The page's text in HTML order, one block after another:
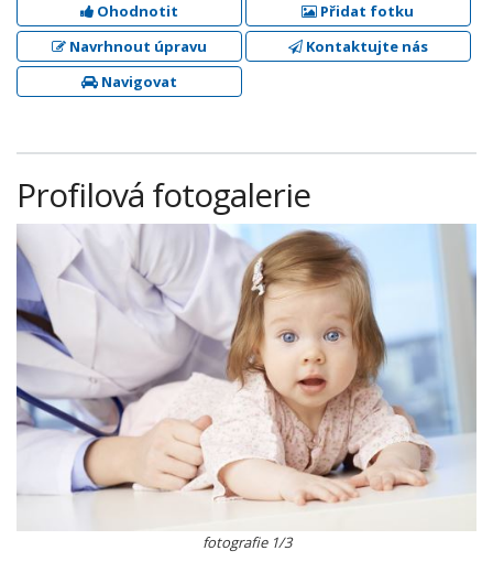
Ohodnotit
Přidat fotku
Navrhnout úpravu
Kontaktujte nás
Navigovat
Profilová fotogalerie
fotografie 1/3